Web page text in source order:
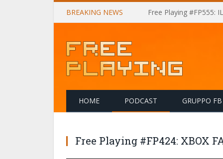
BREAKING NEWS Free Playing #FP555:
HOME PODCAST GRUPPO FB
Free Playing #FP424: XBOX